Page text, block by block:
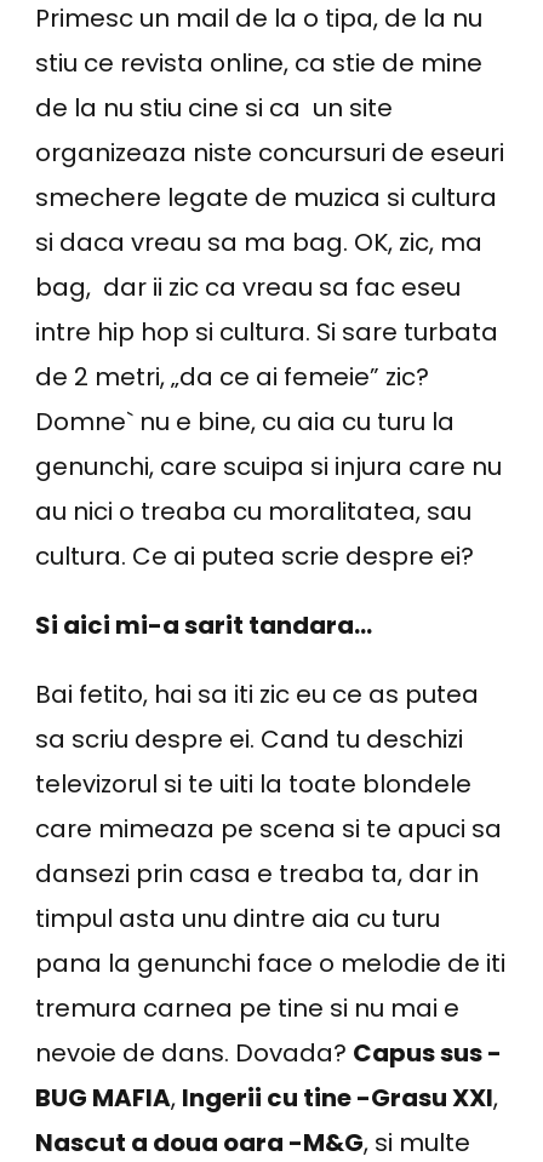
Primesc un mail de la o tipa, de la nu
stiu ce revista online, ca stie de mine
de la nu stiu cine si ca un site
organizeaza niste concursuri de eseuri
smechere legate de muzica si cultura
si daca vreau sa ma bag. OK, zic, ma
bag, dar ii zic ca vreau sa fac eseu
intre hip hop si cultura. Si sare turbata
de 2 metri, „da ce ai femeie” zic?
Domne` nu e bine, cu aia cu turu la
genunchi, care scuipa si injura care nu
au nici o treaba cu moralitatea, sau
cultura. Ce ai putea scrie despre ei?
Si aici mi-a sarit tandara…
Bai fetito, hai sa iti zic eu ce as putea
sa scriu despre ei. Cand tu deschizi
televizorul si te uiti la toate blondele
care mimeaza pe scena si te apuci sa
dansezi prin casa e treaba ta, dar in
timpul asta unu dintre aia cu turu
pana la genunchi face o melodie de iti
tremura carnea pe tine si nu mai e
nevoie de dans. Dovada? Capus sus -
BUG MAFIA, Ingerii cu tine -Grasu XXl,
Nascut a doua oara -M&G, si multe